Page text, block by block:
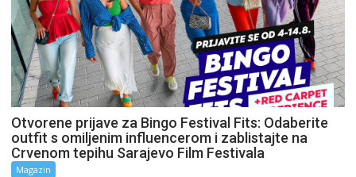
Otvorene prijave za Bingo Festival Fits: Odaberite
outfit s omiljenim influencerom i zablistajte na
Crvenom tepihu Sarajevo Film Festivala
Magazin